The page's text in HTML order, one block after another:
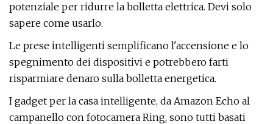
potenziale per ridurre la bolletta elettrica. Devi solo
sapere come usarlo.
Le prese intelligenti semplificano l'accensione e lo
spegnimento dei dispositivi e potrebbero farti
risparmiare denaro sulla bolletta energetica.
I gadget per la casa intelligente, da Amazon Echo al
campanello con fotocamera Ring, sono tutti basati